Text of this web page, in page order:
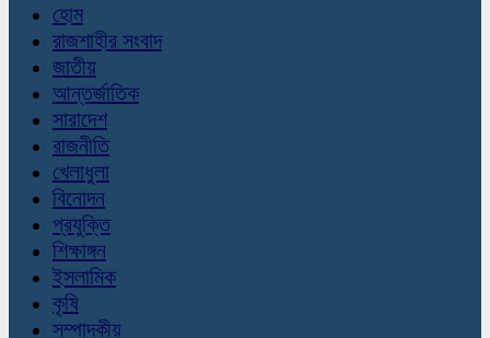
হোম
রাজশাহীর সংবাদ
জাতীয়
আন্তর্জাতিক
সারাদেশ
রাজনীতি
খেলাধুলা
বিনোদন
প্রযুক্তি
শিক্ষাঙ্গন
ইসলামিক
কৃষি
সম্পাদকীয়